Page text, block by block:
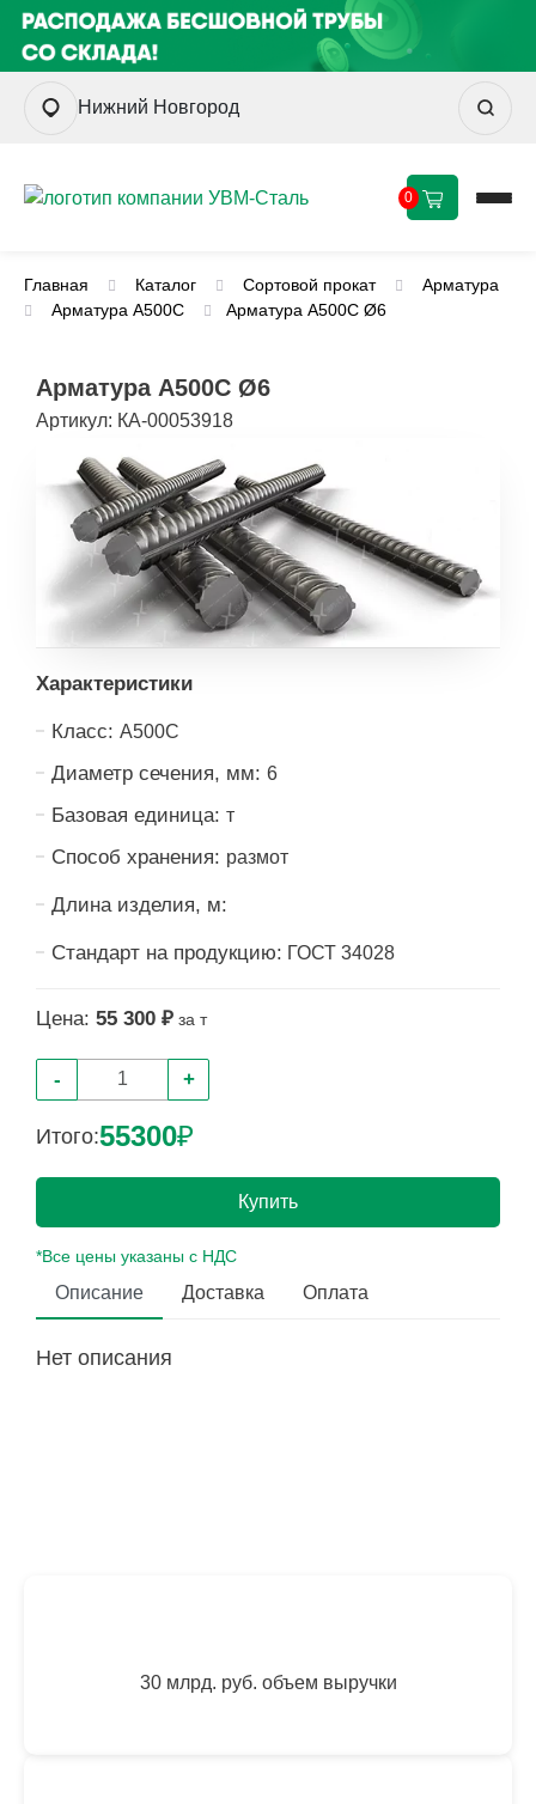
Нижний Новгород
0
Главная Каталог Сортовой прокат
Арматура
Арматура А500С
Арматура А500С Ø6
Арматура А500С Ø6
Артикул: КА-00053918
Характеристики
Класс: А500С
Диаметр сечения, мм: 6
Базовая единица: т
Способ хранения: размот
Длина изделия, м:
Стандарт на продукцию: ГОСТ 34028
Цена: 55 300 ₽ за т
- +
Итого:55300₽
Купить
*Все цены указаны с НДС
Описание Доставка Оплата
Нет описания
30 млрд. руб. объем выручки